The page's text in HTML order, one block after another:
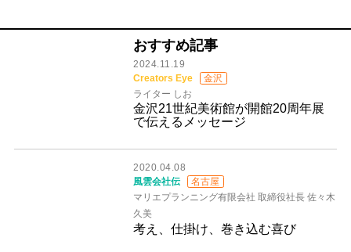
おすすめ記事
2024.11.19
Creators Eye
金沢
ライター しお
金沢21世紀美術館が開館20周年展
で伝えるメッセージ
2020.04.08
風雲会社伝
名古屋
マリエプランニング有限会社 取締役社長 佐々木
久美
考え、仕掛け、巻き込む喜び